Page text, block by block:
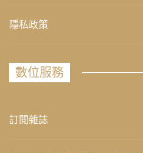
隱私政策
數位服務
訂閱雜誌